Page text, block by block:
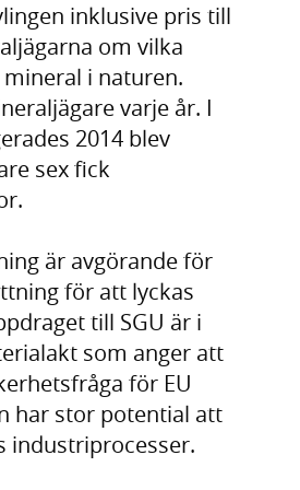
inklusive pris till
om vilka
i naturen.
varje år. I
2014 blev
sex fick
är avgörande för
för att lyckas
till SGU är i
som anger att
för EU
har stor potential att
industriprocesser.